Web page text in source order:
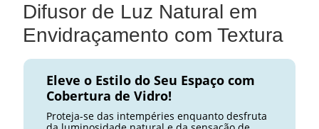
Difusor de Luz Natural em
Envidraçamento com Textura
Eleve o Estilo do Seu Espaço com
Cobertura de Vidro!
Proteja-se das intempéries enquanto desfruta